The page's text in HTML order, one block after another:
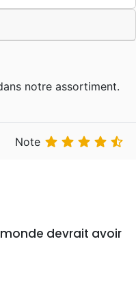
notre assortiment.
Note     
devrait avoir